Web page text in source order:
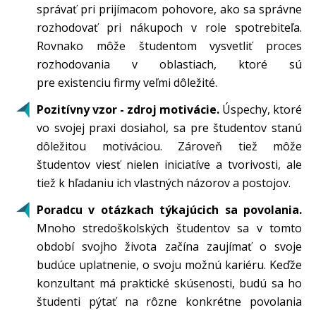
správať pri prijímacom pohovore, ako sa správne
rozhodovať pri nákupoch v role spotrebiteľa.
Rovnako môže študentom vysvetliť proces
rozhodovania v oblastiach, ktoré sú
pre existenciu firmy veľmi dôležité.
Pozitívny vzor - zdroj motivácie. Úspechy, ktoré
vo svojej praxi dosiahol, sa pre študentov stanú
dôležitou motiváciou. Zároveň tiež môže
študentov viesť nielen iniciatíve a tvorivosti, ale
tiež k hľadaniu ich vlastných názorov a postojov.
Poradcu v otázkach týkajúcich sa povolania.
Mnoho stredoškolských študentov sa v tomto
období svojho života začína zaujímať o svoje
budúce uplatnenie, o svoju možnú kariéru. Keďže
konzultant má praktické skúsenosti, budú sa ho
študenti pýtať na rôzne konkrétne povolania